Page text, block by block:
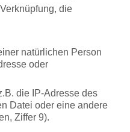
die
natürlichen Person
oder
die IP-Adresse des
Datei oder eine andere
Ziffer 9).